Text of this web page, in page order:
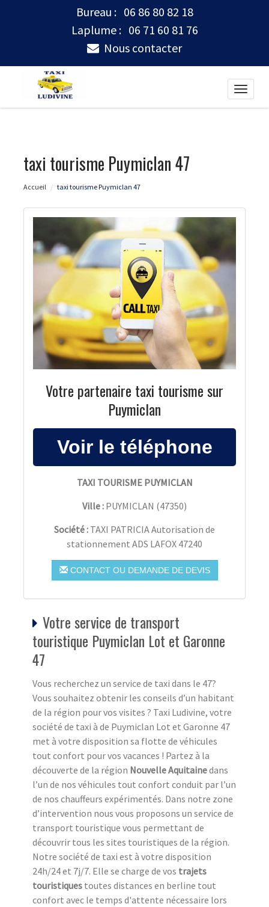
Bureau : 06 86 80 82 18
Laplume : 06 71 60 81 76
Nous contacter
Toggle
taxi tourisme Puymiclan 47
Accueil taxi tourisme Puymiclan 47
Votre partenaire taxi tourisme sur
Puymiclan
TAXI TOURISME PUYMICLAN
Ville : PUYMICLAN (47350)
Société : TAXI PATRICIA Autorisation de
stationnement ADS LAFOX 47240
CONTACT OU DEMANDE DE DEVIS
Votre service de transport
touristique Puymiclan Lot et Garonne
47
Vous recherchez un service de taxi dans le 47?
Vous souhaitez obtenir les conseils d’un habitant
de la région pour vos visites ? Taxi Ludivine, votre
société de taxi à de Puymiclan Lot et Garonne 47
met à votre disposition sa flotte de véhicules
tout confort pour vos vacances ! Partez à la
découverte de la région Nouvelle Aquitainedans
l’un de nos véhicules tout confort conduit par l’un
de nos chauffeurs expérimentés. Dans notre zone
d’intervention nous vous proposons un service de
transport touristique vous permettant de
découvrir tous les sites touristiques de la région.
Notre société de taxi est à votre disposition
24h/24 et 7j/7. Elle se charge de vos trajets
touristiques toutes distances en berline tout
confort avec le temps d'attente nécessaire lors